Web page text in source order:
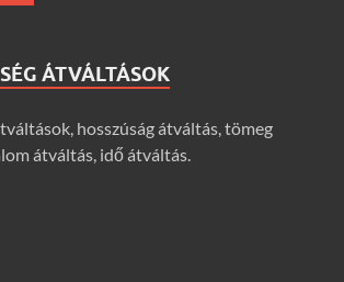
ÁTVÁLTÁSOK
hosszúság átváltás, tömeg
átváltás, idő átváltás.